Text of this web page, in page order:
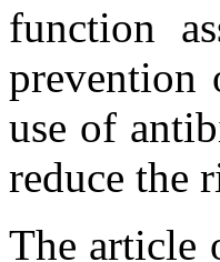
function
prevention
use of
reduce the
The article